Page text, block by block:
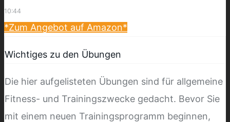
10:44
*Zum Angebot auf Amazon*
Wichtiges zu den Übungen
Die hier aufgelisteten Übungen sind für allgemeine
Fitness- und Trainingszwecke gedacht. Bevor Sie
mit einem neuen Trainingsprogramm beginnen,